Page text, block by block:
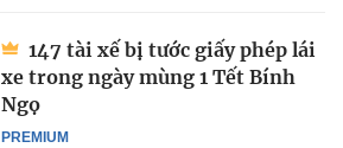
PREMIUM
147 tài xế bị tước giấy phép lái
xe trong ngày mùng 1 Tết Bính
Ngọ